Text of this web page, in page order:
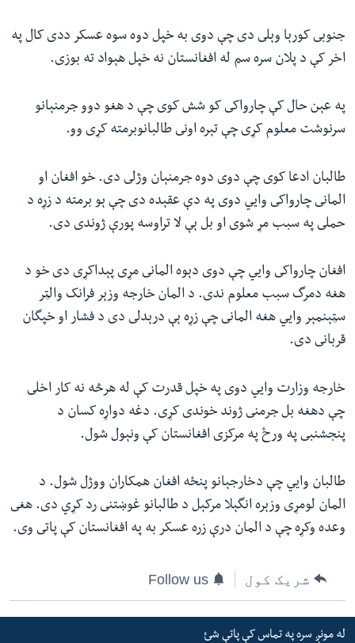
جنوبى کورېا وېلى دى چې دوى به خپل دوه سوه عسکر ددى کال په
اخر کې د پلان سره سم له افغانستان نه خپل هېواد ته بوزى.
په عېن حال کې چارواکى کو شش کوى چې د هغو دوو جرمنېانو
سرنوشت معلوم کړى چې تېره اونى طالبانوبرمته کړى وو.
طالبان ادعا کوى چې دوى دوه جرمنېان وژلى دى. خو افغان او
المانى چارواکى وايي دوى په دې عقېده دى چې ېو برمته د زړه د
حملى په سبب مړ شوى او بل ېې لا تراوسه پورې ژوندى دى.
افغان چارواکى وايي چې دوى دېوه المانى مړى پېداکړى دى خو د
هغه دمرگ سبب معلوم ندى. د المان خارجه وزېر فرانک والټر
سټېنمېر وايي هغه المانى چې زړه ېې درېدلى دى د فشار او خپگان
قربانى دى.
خارجه وزارت وايي دوى په خپل قدرت کې له هرڅه نه کار اخلى
چې دهغه بل جرمنى ژوند خوندى کړى. دغه دواړه کسان د
پنجشنبى په ورځ په مرکزى افغانستان کې ونېول شول.
طالبان وايي چې دخارجېانو پنځه افغان همکاران ووژل شول. د
المان لومړى وزېره انگېلا مرکېل د طالبانو غوښتنى رد کړي دى. هغى
وعده وکړه چې د المان درې زره عسکر به په افغانستان کې پاتى وى.
شریک کول Follow us
له مونږ سره په تماس کې پاتې شئ